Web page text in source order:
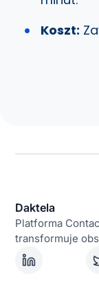
Koszt:
Daktela
Platforma
transformuje